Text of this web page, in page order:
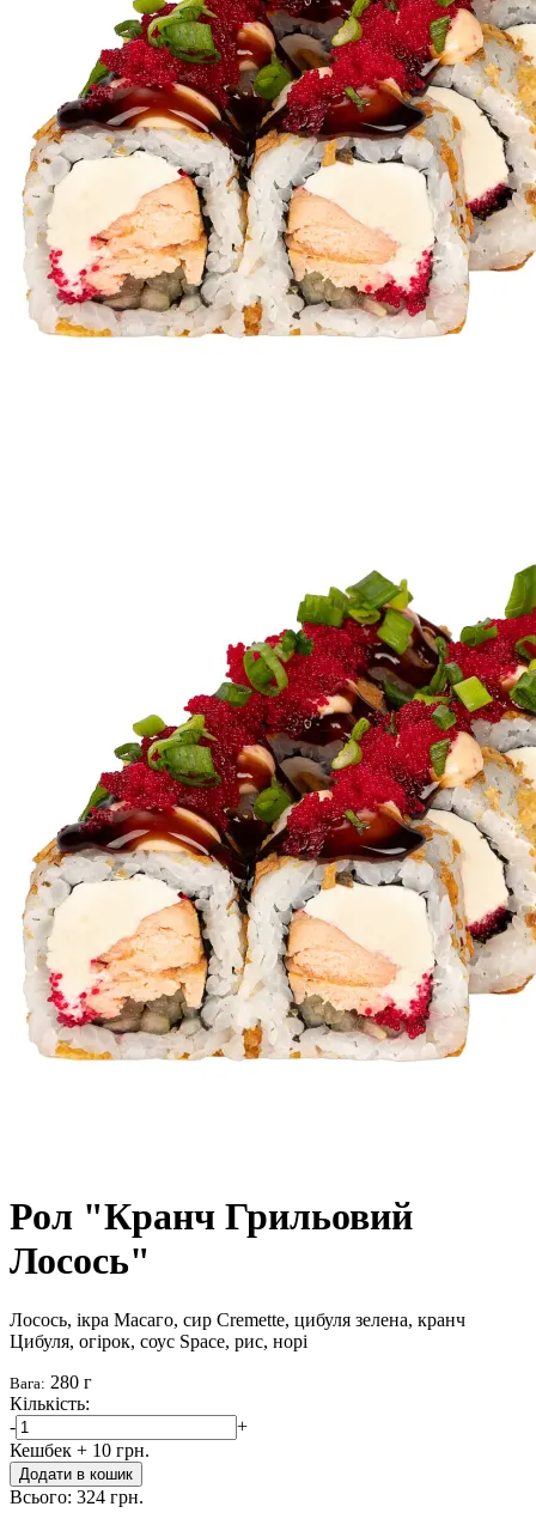
Рол "Кранч Грильовий
Лосось"
Лосось, ікра Масаго, сир Cremette, цибуля зелена, кранч
Цибуля, огірок, соус Space, рис, норі
Вага: 280 г
Кількість:
-
+
Кешбек + 10 грн.
Додати в кошик
Всього: 324 грн.